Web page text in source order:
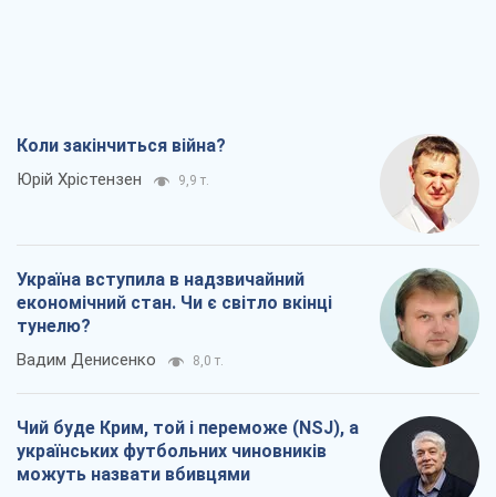
Коли закінчиться війна?
Юрій Хрістензен 9,9 т.
Україна вступила в надзвичайний
економічний стан. Чи є світло вкінці
тунелю?
Вадим Денисенко 8,0 т.
Чий буде Крим, той і переможе (NSJ), а
українських футбольних чиновників
можуть назвати вбивцями